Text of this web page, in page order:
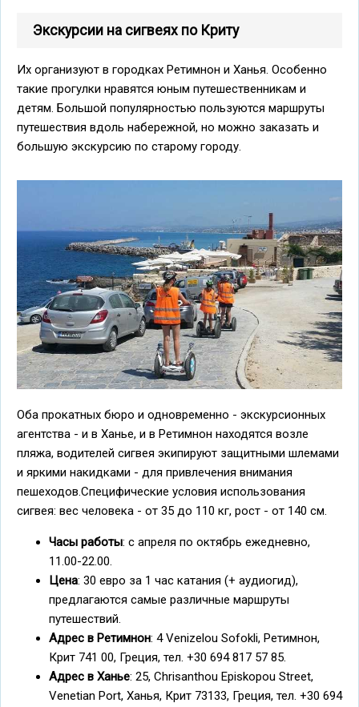
Экскурсии на сигвеях по Криту
Их организуют в городках Ретимнон и Ханья. Особенно
такие прогулки нравятся юным путешественникам и
детям. Большой популярностью пользуются маршруты
путешествия вдоль набережной, но можно заказать и
большую экскурсию по старому городу.
Оба прокатных бюро и одновременно - экскурсионных
агентства - и в Ханье, и в Ретимнон находятся возле
пляжа, водителей сигвея экипируют защитными шлемами
и яркими накидками - для привлечения внимания
пешеходов.Специфические условия использования
сигвея: вес человека - от 35 до 110 кг, рост - от 140 см.
Часы работы: с апреля по октябрь ежедневно,
11.00-22.00.
Цена: 30 евро за 1 час катания (+ аудиогид),
предлагаются самые различные маршруты
путешествий.
Адрес в Ретимнон: 4 Venizelou Sofokli, Ретимнон,
Крит 741 00, Греция, тел. +30 694 817 57 85.
Адрес в Ханье: 25, Chrisanthou Episkopou Street,
Venetian Port, Ханья, Крит 73133, Греция, тел. +30 694